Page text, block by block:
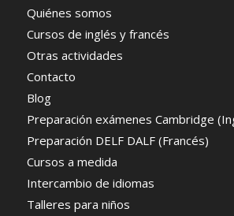
Quiénes somos
Cursos de inglés y francés
Otras actividades
Contacto
Blog
Preparación exámenes Cambridge
Preparación DELF DALF (Francés)
Cursos a medida
Intercambio de idiomas
Talleres para niños